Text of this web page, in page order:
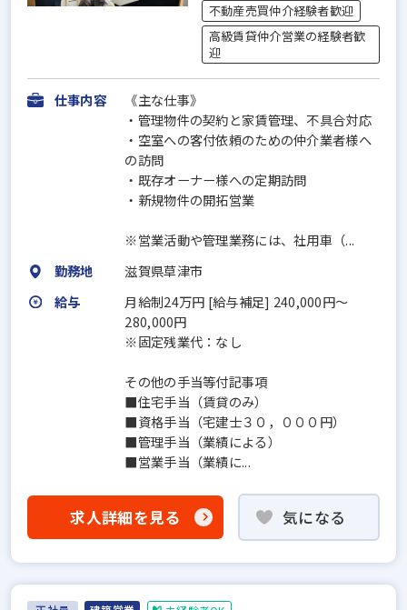
不動産売買仲介経験者歓迎
高級賃貸仲介営業の経験者歓
迎
仕事内容
《主な仕事》
・管理物件の契約と家賃管理、不具合対応
・空室への客付依頼のための仲介業者様へ
の訪問
・既存オーナー様への定期訪問
・新規物件の開拓営業
※営業活動や管理業務には、社用車（...
勤務地
滋賀県草津市
給与
月給制24万円 [給与補足] 240,000円〜
280,000円
※固定残業代：なし
その他の手当等付記事項
■住宅手当（賃貸のみ）
■資格手当（宅建士３０，０００円）
■管理手当（業績による）
■営業手当（業績に...
求人詳細を見る 気になる